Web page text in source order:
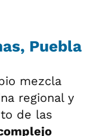
Puebla
mezcla
regional y
de las